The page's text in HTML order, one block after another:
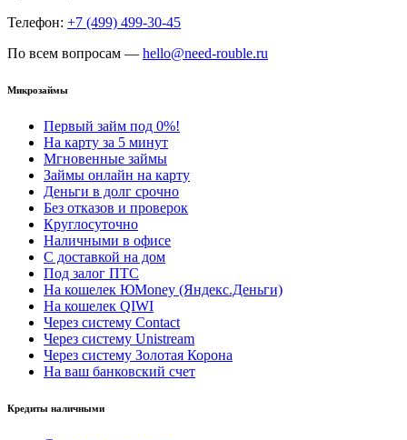
Телефон: +7 (499) 499-30-45
По всем вопросам — hello@need-rouble.ru
Микрозаймы
Первый займ под 0%!
На карту за 5 минут
Мгновенные займы
Займы онлайн на карту
Деньги в долг срочно
Без отказов и проверок
Круглосуточно
Наличными в офисе
С доставкой на дом
Под залог ПТС
На кошелек ЮMoney (Яндекс.Деньги)
На кошелек QIWI
Через систему Contact
Через систему Unistream
Через систему Золотая Корона
На ваш банковский счет
Кредиты наличными